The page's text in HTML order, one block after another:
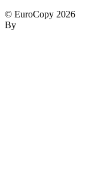
© EuroCopy 2026
By